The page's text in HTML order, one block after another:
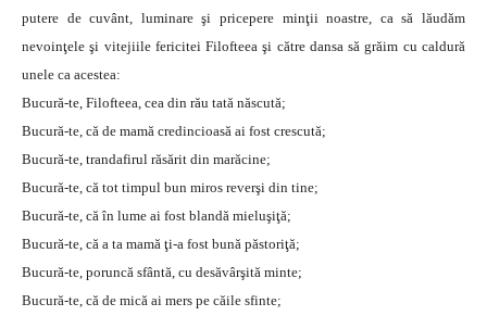
putere de cuvânt, luminare şi pricepere minţii noastre, ca să lăudăm
nevoinţele şi vitejiile fericitei Filofteea şi către dansa să grăim cu caldură
unele ca acestea:
Bucură-te, Filofteea, cea din rău tată născută;
Bucură-te, că de mamă credincioasă ai fost crescută;
Bucură-te, trandafirul răsărit din marăcine;
Bucură-te, că tot timpul bun miros reverşi din tine;
Bucură-te, că în lume ai fost blandă mieluşiţă;
Bucură-te, că a ta mamă ţi-a fost bună păstoriţă;
Bucură-te, poruncă sfântă, cu desăvârşită minte;
Bucură-te, că de mică ai mers pe căile sfinte;